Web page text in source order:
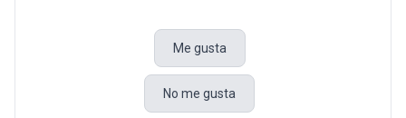
Me gusta
No me gusta